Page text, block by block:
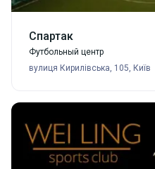
Спартак
Футбольный центр
вулиця Кирилівська, 105, Київ